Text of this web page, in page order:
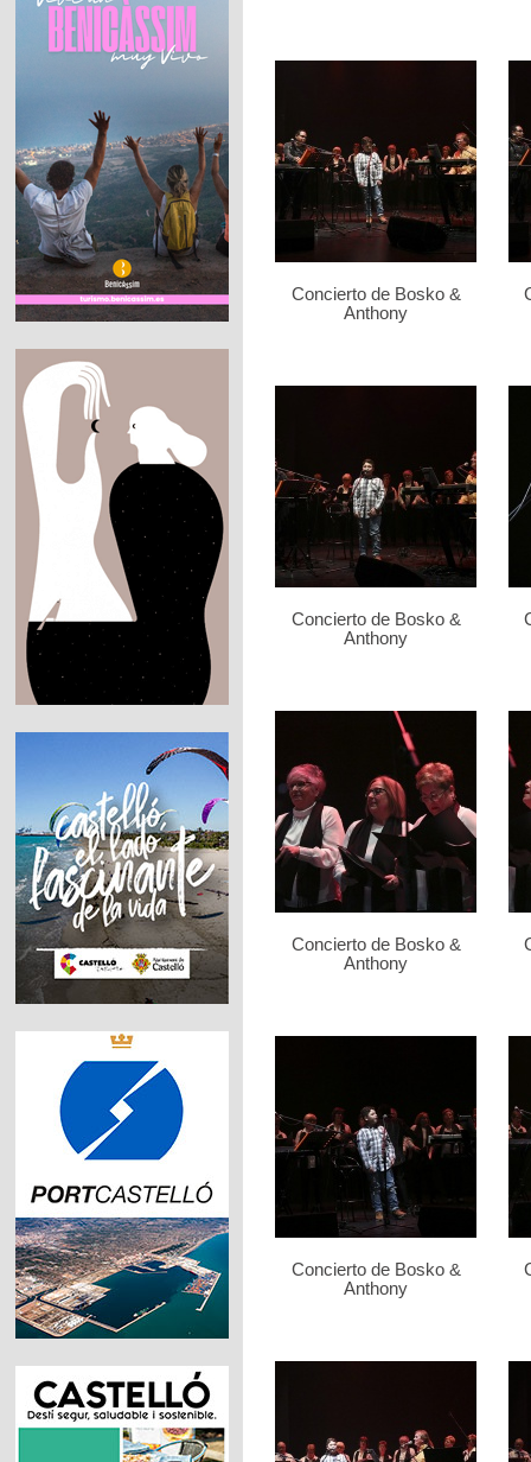
Concierto de Bosko &
Anthony
Concierto de Bosko &
Anthony
Concierto de Bosko &
Anthony
Concierto de Bosko &
Anthony